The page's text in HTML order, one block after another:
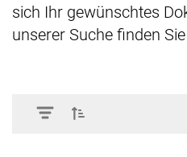
sich Ihr gewünschtes
unserer Suche finden